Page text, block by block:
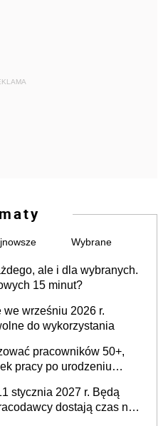
Wybrane
ale i dla wybranych.
15 minut?
wrześniu 2026 r.
do wykorzystania
pracowników 50+,
pracy po urodzeniu
Fundusz na rzecz
stycznia 2027 r. Będą
dostają czas na